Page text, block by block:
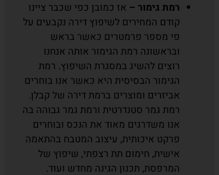
רמת גימור – אז כמובן כפי שכבר ציינו
קודם המחירים לשיפוץ דירה נקבעים על
פי מספר פרמטרים כאשר בראש
ובראשונה רמת הגימור אותה אנחנו
רוצים להשיג במסגרת השיפוץ. רמת
הגימור הבסיסית היא כאשר אנו בוחרים
אביזרים ומוצרים ברמת דירה של קבלן.
רמת גמר סטנדרטית ורמת גמר גבוהה בה
אנו משדרגים מאוד את הנכס ובוחרים
פרקט איכותית, עיצוב המטבח בהתאמה
אישית, חימום תת רצפתי, שיפוץ של
המרפסת, תכנון הגינה מחדש ועוד.